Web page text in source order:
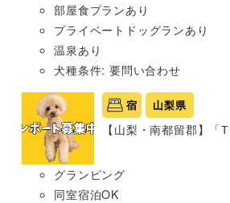
部屋食プランあり
プライベートドッグランあり
温泉あり
犬種条件: 要問い合わせ
宿 山梨県
【山梨・南都留郡】「
グランピング
同室宿泊OK